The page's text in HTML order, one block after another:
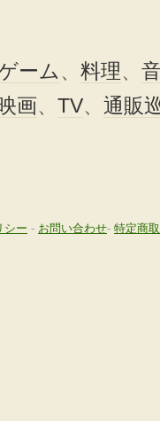
ーム、 料理、
画、 TV、 通販
シー - お問い合わせ- 特定商